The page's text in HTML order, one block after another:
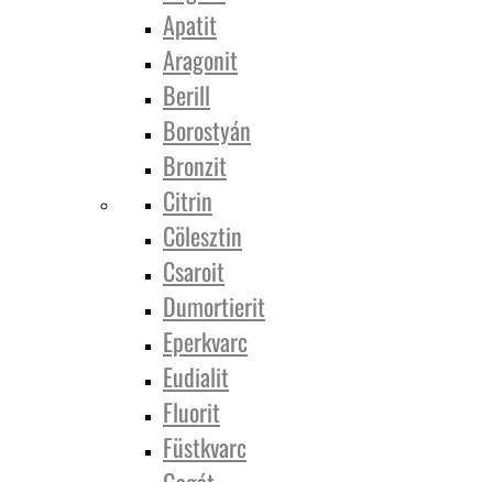
Apatit
Aragonit
Berill
Borostyán
Bronzit
Citrin
Cölesztin
Csaroit
Dumortierit
Eperkvarc
Eudialit
Fluorit
Füstkvarc